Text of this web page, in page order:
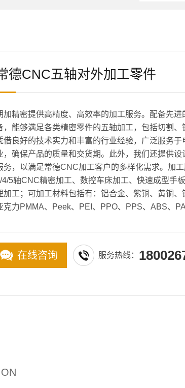
德CNC五轴对外加工零件
加精密提供高精度、高效率的加工服务。配备先进
，能够满足各类精密零件的五轴加工，包括切割、
借良好的技术实力和丰富的行业经验，广泛服务于
，确保产品的质量和交货期。此外，我们还提供设
务，以满足常德CNC加工客户的多样化需求。加
4/5轴CNC精密加工、数控车床加工、快速成型手
加工；可加工材料包括有：铝合金、紫铜、黄铜、
克力PMMA、Peek、PEI、PPO、PPS、ABS、PA
在线咨询 服务热线：